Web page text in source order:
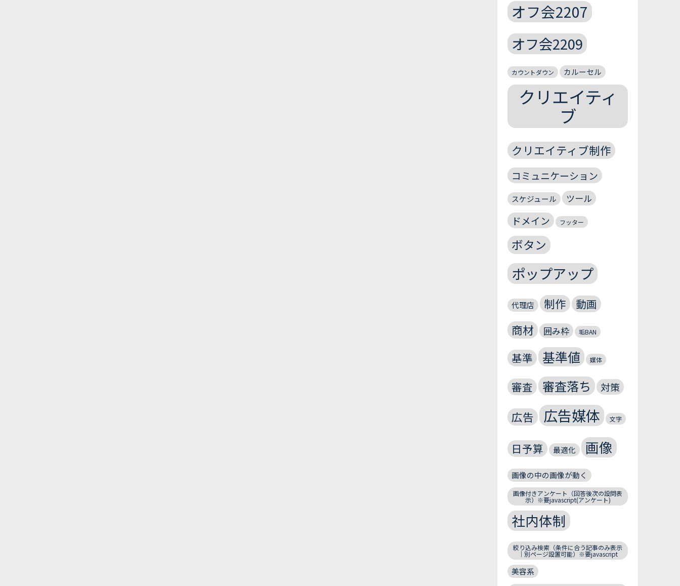
オフ会2207
オフ会2209
カウントダウン カルーセル
クリエイティ
ブ
クリエイティブ制作
コミュニケーション
スケジュール ツール
ドメイン フッター
ボタン
ポップアップ
代理店 制作 動画
商材 囲み枠 垢BAN
基準 基準値 媒体
審査 審査落ち 対策
広告 広告媒体 文字
日予算 最適化 画像
画像の中の画像が動く
画像付きアンケート（回答後次の設問表
示）※要javascript(アンケート)
社内体制
絞り込み検索（条件に合う記事のみ表示
｜別ページ設置可能）※要javascript
美容系